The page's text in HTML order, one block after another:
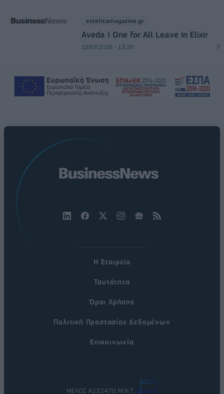
esteticamagazine.gr
Aveda I One for All Leave in Elixir
22/07/2026 - 13:20
Η Εταιρεία
Ταυτότητα
Όροι Χρήσης
Πολιτική Προστασίας Δεδομένων
Επικοινωνία
ΜΕΛΟΣ #232470 Μ.Η.Τ.